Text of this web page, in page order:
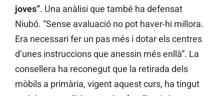
joves”. Una anàlisi que també ha defensat
Niubó. “Sense avaluació no pot haver-hi millora.
Era necessari fer un pas més i dotar els centres
d’unes instruccions que anessin més enllà”. La
consellera ha reconegut que la retirada dels
mòbils a primària, vigent aquest curs, ha tingut